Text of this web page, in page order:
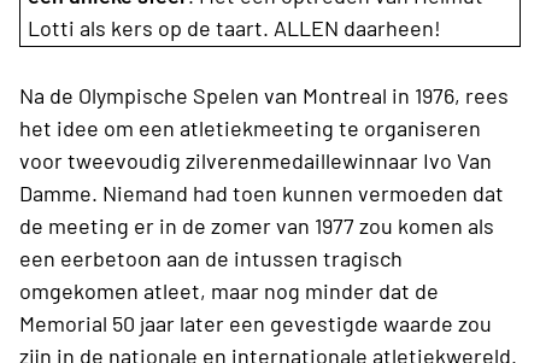
Lotti als kers op de taart. ALLEN daarheen!
Na de Olympische Spelen van Montreal in 1976, rees
het idee om een atletiekmeeting te organiseren
voor tweevoudig zilverenmedaillewinnaar Ivo Van
Damme. Niemand had toen kunnen vermoeden dat
de meeting er in de zomer van 1977 zou komen als
een eerbetoon aan de intussen tragisch
omgekomen atleet, maar nog minder dat de
Memorial 50 jaar later een gevestigde waarde zou
zijn in de nationale en internationale atletiekwereld.